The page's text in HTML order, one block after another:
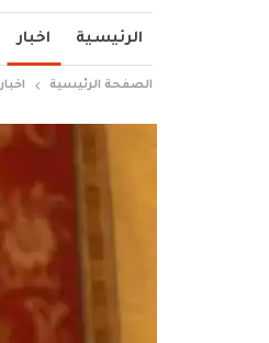
الرئيسية اخبار
الصفحة الرئيسية اخبار